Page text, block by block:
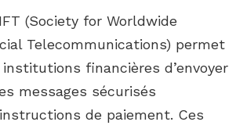
(Society for Worldwide
Telecommunications) permet
financières d’envoyer
messages sécurisés
de paiement. Ces